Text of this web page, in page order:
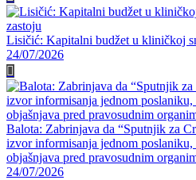
Lisičić: Kapitalni budžet u kliničkoj
24/07/2026
Balota: Zabrinjava da “Sputnjik za
izvor informisanja jednom poslaniku,
objašnjava pred pravosudnim
24/07/2026